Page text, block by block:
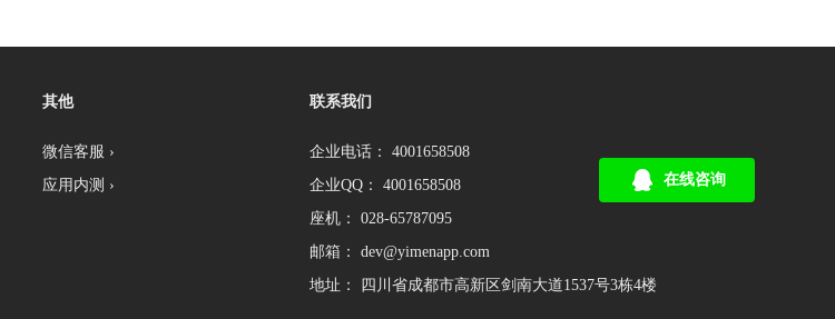
其他
微信客服 ›
应用内测 ›
联系我们
企业电话： 4001658508
企业QQ： 4001658508
座机： 028-65787095
邮箱： dev@yimenapp.com
地址： 四川省成都市高新区剑南大道1537号3栋4楼
在线咨询